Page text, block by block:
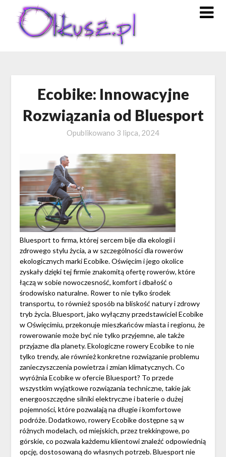
content
Ecobike: Innowacyjne
Rozwiązania od Bluesport
Opublikowano 3 lipca, 2024
Bluesport to firma, której sercem bije dla ekologii i
zdrowego stylu życia, a w szczególności dla rowerów
ekologicznych marki Ecobike. Oświęcim i jego okolice
zyskały dzięki tej firmie znakomitą ofertę rowerów, które
łączą w sobie nowoczesność, komfort i dbałość o
środowisko naturalne. Rower to nie tylko środek
transportu, to również sposób na bliskość natury i zdrowy
tryb życia. Bluesport, jako wyłączny przedstawiciel Ecobike
w Oświęcimiu, przekonuje mieszkańców miasta i regionu, że
rowerowanie może być nie tylko przyjemne, ale także
przyjazne dla planety. Ekologiczne rowery Ecobike to nie
tylko trendy, ale również konkretne rozwiązanie problemu
zanieczyszczenia powietrza i zmian klimatycznych. Co
wyróżnia Ecobike w ofercie Bluesport? To przede
wszystkim wyjątkowe rozwiązania techniczne, takie jak
energooszczędne silniki elektryczne i baterie o dużej
pojemności, które pozwalają na długie i komfortowe
podróże. Dodatkowo, rowery Ecobike dostępne są w
różnych modelach, od miejskich, przez trekkingowe, po
górskie, co pozwala każdemu klientowi znaleźć odpowiednią
opcję, dostosowaną do własnych potrzeb. Bluesport nie